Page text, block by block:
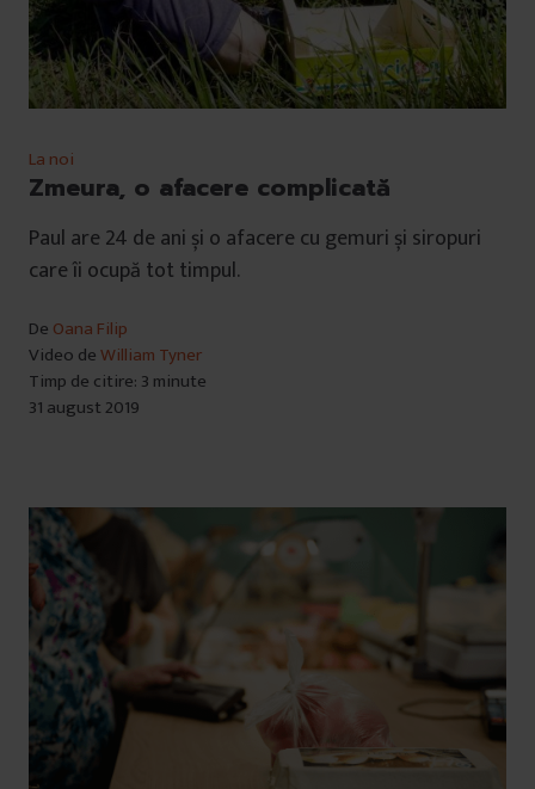
La noi
Zmeura, o afacere complicată
Paul are 24 de ani și o afacere cu gemuri și siropuri
care îi ocupă tot timpul.
De Oana Filip
Video deWilliam Tyner
Timp de citire: 3 minute
31 august 2019